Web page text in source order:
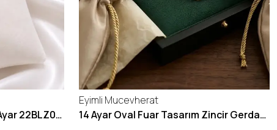
10 GRAM Zikzak Bilezik 22 Ayar 22BLZ004
Eyimli Mucevherat
14 Ayar Oval Fuar Tasarım Zincir Gerdanlık KY1071